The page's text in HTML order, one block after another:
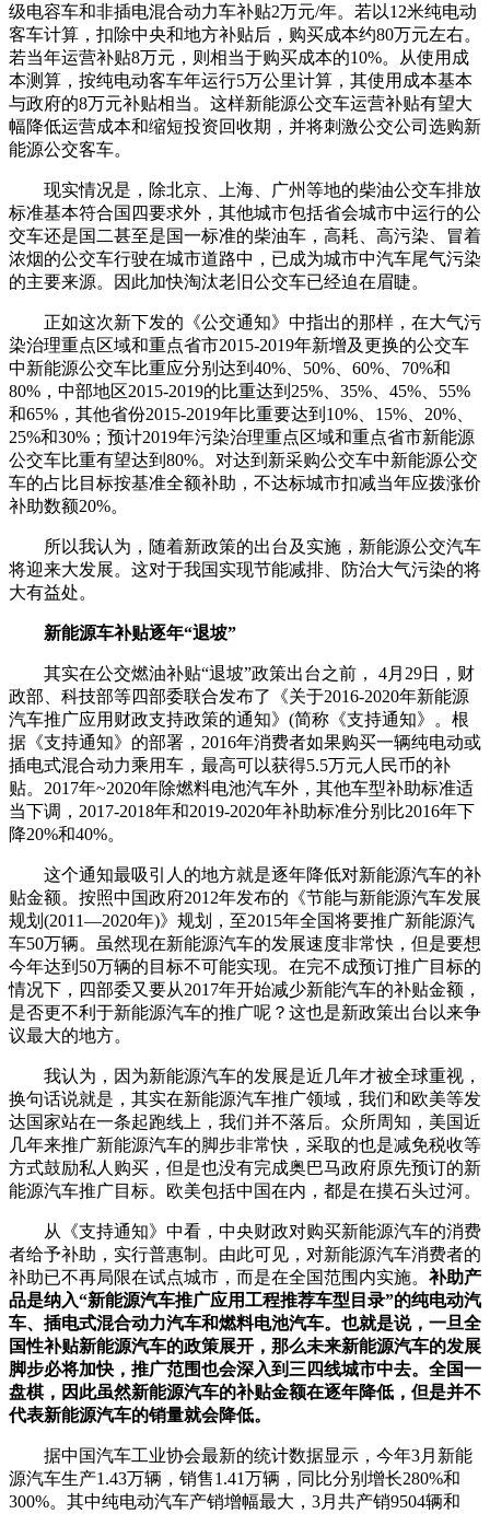
级电容车和非插电混合动力车补贴2万元/年。若以12米纯电动
客车计算，扣除中央和地方补贴后，购买成本约80万元左右。
若当年运营补贴8万元，则相当于购买成本的10%。从使用成
本测算，按纯电动客车年运行5万公里计算，其使用成本基本
与政府的8万元补贴相当。这样新能源公交车运营补贴有望大
幅降低运营成本和缩短投资回收期，并将刺激公交公司选购新
能源公交客车。
现实情况是，除北京、上海、广州等地的柴油公交车排放
标准基本符合国四要求外，其他城市包括省会城市中运行的公
交车还是国二甚至是国一标准的柴油车，高耗、高污染、冒着
浓烟的公交车行驶在城市道路中，已成为城市中汽车尾气污染
的主要来源。因此加快淘汰老旧公交车已经迫在眉睫。
正如这次新下发的《公交通知》中指出的那样，在大气污
染治理重点区域和重点省市2015-2019年新增及更换的公交车
中新能源公交车比重应分别达到40%、50%、60%、70%和
80%，中部地区2015-2019的比重达到25%、35%、45%、55%
和65%，其他省份2015-2019年比重要达到10%、15%、20%、
25%和30%；预计2019年污染治理重点区域和重点省市新能源
公交车比重有望达到80%。对达到新采购公交车中新能源公交
车的占比目标按基准全额补助，不达标城市扣减当年应拨涨价
补助数额20%。
所以我认为，随着新政策的出台及实施，新能源公交汽车
将迎来大发展。这对于我国实现节能减排、防治大气污染的将
大有益处。
新能源车补贴逐年“退坡”
其实在公交燃油补贴“退坡”政策出台之前， 4月29日，财
政部、科技部等四部委联合发布了《关于2016-2020年新能源
汽车推广应用财政支持政策的通知》(简称《支持通知》。根
据《支持通知》的部署，2016年消费者如果购买一辆纯电动或
插电式混合动力乘用车，最高可以获得5.5万元人民币的补
贴。2017年~2020年除燃料电池汽车外，其他车型补助标准适
当下调，2017-2018年和2019-2020年补助标准分别比2016年下
降20%和40%。
这个通知最吸引人的地方就是逐年降低对新能源汽车的补
贴金额。按照中国政府2012年发布的《节能与新能源汽车发展
规划(2011—2020年)》规划，至2015年全国将要推广新能源汽
车50万辆。虽然现在新能源汽车的发展速度非常快，但是要想
今年达到50万辆的目标不可能实现。在完不成预订推广目标的
情况下，四部委又要从2017年开始减少新能汽车的补贴金额，
是否更不利于新能源汽车的推广呢？这也是新政策出台以来争
议最大的地方。
我认为，因为新能源汽车的发展是近几年才被全球重视，
换句话说就是，其实在新能源汽车推广领域，我们和欧美等发
达国家站在一条起跑线上，我们并不落后。众所周知，美国近
几年来推广新能源汽车的脚步非常快，采取的也是减免税收等
方式鼓励私人购买，但是也没有完成奥巴马政府原先预订的新
能源汽车推广目标。欧美包括中国在内，都是在摸石头过河。
从《支持通知》中看，中央财政对购买新能源汽车的消费
者给予补助，实行普惠制。由此可见，对新能源汽车消费者的
补助已不再局限在试点城市，而是在全国范围内实施。 补助产
品是纳入“新能源汽车推广应用工程推荐车型目录”的纯电动汽
车、插电式混合动力汽车和燃料电池汽车。也就是说，一旦全
国性补贴新能源汽车的政策展开，那么未来新能源汽车的发展
脚步必将加快，推广范围也会深入到三四线城市中去。全国一
盘棋，因此虽然新能源汽车的补贴金额在逐年降低，但是并不
代表新能源汽车的销量就会降低。
据中国汽车工业协会最新的统计数据显示，今年3月新能
源汽车生产1.43万辆，销售1.41万辆，同比分别增长280%和
300%。其中纯电动汽车产销增幅最大，3月共产销9504辆和